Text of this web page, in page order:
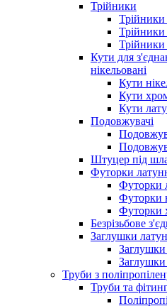
Трійники
Трійники
Трійники
Трійники
Кути для
нікельовані
Кути
Кути
Кути
Подовжувачі
Штуцер під
Футорки
Футорки
Футорки
Футорки
Безрізьбове
Заглушки
Заглушки
Заглушки
Труби з
Труби та